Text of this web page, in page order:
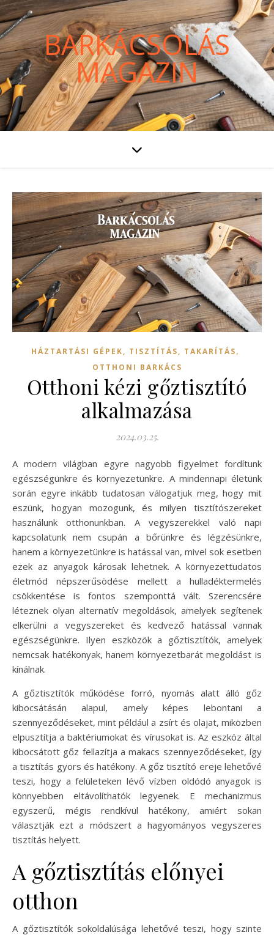
BARKÁCSOLÁS
MAGAZIN
HÁZTARTÁSI GÉPEK, TISZTÍTÁS, TAKARÍTÁS,
OTTHONI BARKÁCS
Otthoni kézi gőztisztító
alkalmazása
2024.03.25.
A modern világban egyre nagyobb figyelmet fordítunk
egészségünkre és környezetünkre. A mindennapi életünk
során egyre inkább tudatosan válogatjuk meg, hogy mit
eszünk, hogyan mozogunk, és milyen tisztítószereket
használunk otthonunkban. A vegyszerekkel való napi
kapcsolatunk nem csupán a bőrünkre és légzésünkre,
hanem a környezetünkre is hatással van, mivel sok esetben
ezek az anyagok károsak lehetnek. A környezettudatos
életmód népszerűsödése mellett a hulladéktermelés
csökkentése is fontos szemponttá vált. Szerencsére
léteznek olyan alternatív megoldások, amelyek segítenek
elkerülni a vegyszereket és kedvező hatással vannak
egészségünkre. Ilyen eszközök a gőztisztítók, amelyek
nemcsak hatékonyak, hanem környezetbarát megoldást is
kínálnak.
A gőztisztítók működése forró, nyomás alatt álló gőz
kibocsátásán alapul, amely képes lebontani a
szennyeződéseket, mint például a zsírt és olajat, miközben
elpusztítja a baktériumokat és vírusokat is. Az eszköz által
kibocsátott gőz fellazítja a makacs szennyeződéseket, így
a tisztítás gyors és hatékony. A gőz tisztító ereje lehetővé
teszi, hogy a felületeken lévő vízben oldódó anyagok is
könnyebben eltávolíthatók legyenek. E mechanizmus
egyszerű, mégis rendkívül hatékony, amiért sokan
választják ezt a módszert a hagyományos vegyszeres
tisztítás helyett.
A gőztisztítás előnyei
otthon
A gőztisztítók sokoldalúsága lehetővé teszi, hogy szinte